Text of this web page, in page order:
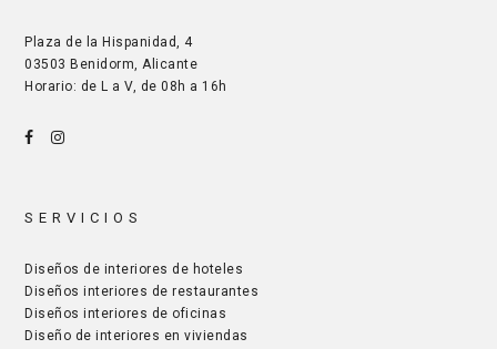
Plaza de la Hispanidad, 4
03503 Benidorm, Alicante
Horario: de L a V, de 08h a 16h
SERVICIOS
Diseños de interiores de hoteles
Diseños interiores de restaurantes
Diseños interiores de oficinas
Diseño de interiores en viviendas